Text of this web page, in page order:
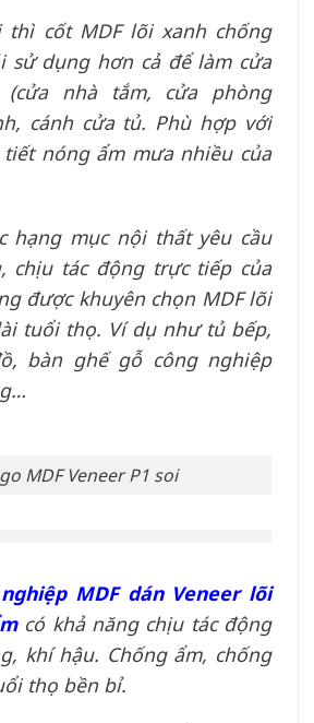
thì cốt MDF lõi xanh chống
sử dụng hơn cả để làm cửa
(cửa nhà tắm, cửa phòng
cánh cửa tủ. Phù hợp với
nóng ẩm mưa nhiều của
hạng mục nội thất yêu cầu
chịu tác động trực tiếp của
được khuyên chọn MDF lõi
tuổi thọ. Ví dụ như tủ bếp,
bàn ghế gỗ công nghiệp
MDF Veneer P1 soi
MDF dán Veneer lõi
có khả năng chịu tác động
khí hậu. Chống ẩm, chống
thọ bền bỉ.